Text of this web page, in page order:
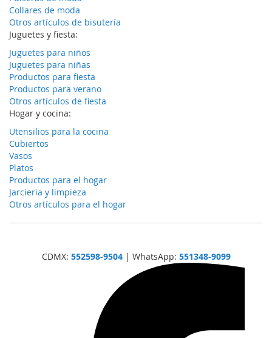
Collares de moda
Otros artículos de bisutería
Juguetes y fiesta:
Juguetes para niños
Juguetes para niñas
Productos para fiesta
Productos para verano
Otros artículos de fiesta
Hogar y cocina:
Utensilios para la cocina
Cubiertos
Vasos
Platos
Productos para el hogar
Jarcieria y limpieza
Otros artículos para el hogar
CDMX: 552598-9504| WhatsApp: 551348-9099